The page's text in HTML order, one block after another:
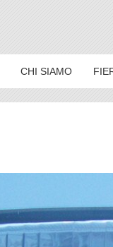
CHI SIAMO